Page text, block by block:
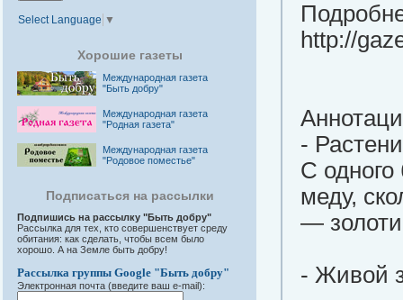
Select Language ▼
Хорошие газеты
Международная газета
"Быть добру"
Международная газета
"Родная газета"
Международная газета
"Родовое поместье"
Подписаться на рассылки
Подпишись на рассылку "Быть добру"
Рассылка для тех, кто совершенствует среду
обитания: как сделать, чтобы всем было
хорошо. А на Земле быть добру!
Рассылка группы Google "Быть добру"
Электронная почта (введите ваш e-mail):
http://
-
С
меду,
—
- Живой